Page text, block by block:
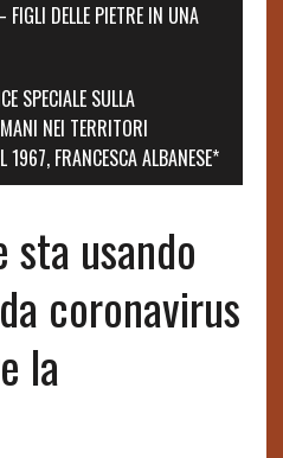
DELLE PIETRE IN UNA
SPECIALE SULLA
NEI TERRITORI
1967, FRANCESCA ALBANESE*
sta usando
coronavirus
la